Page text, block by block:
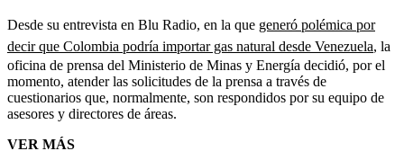
Desde su entrevista en Blu Radio, en la que generó polémica por
decir que Colombia podría importar gas natural desde Venezuela, la
oficina de prensa del Ministerio de Minas y Energía decidió, por el
momento, atender las solicitudes de la prensa a través de
cuestionarios que, normalmente, son respondidos por su equipo de
asesores y directores de áreas.
VER MÁS